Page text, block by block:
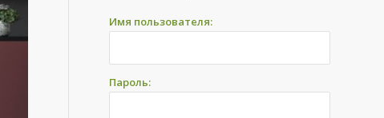
Имя пользователя:
Пароль: